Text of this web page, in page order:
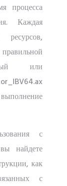
процесса
Каждая
или
с
найдете
как
с